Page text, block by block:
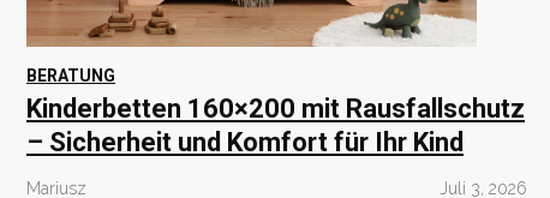
BERATUNG
Kinderbetten 160×200 mit Rausfallschutz
– Sicherheit und Komfort für Ihr Kind
Mariusz Juli 3, 2026